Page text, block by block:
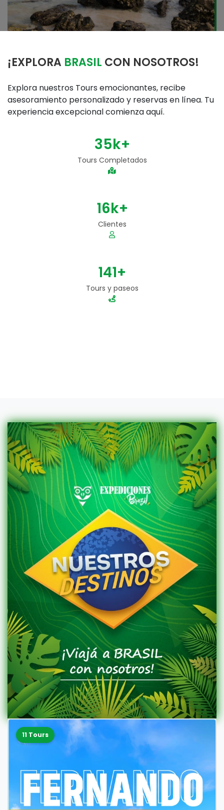
¡EXPLORABRASILCON NOSOTROS!
Explora nuestros Tours emocionantes, recibe
experiencia excepcional comienza aquí.
50k+
Tours Completados
24k+
Clientes
200+
Tours y paseos
11 Tours